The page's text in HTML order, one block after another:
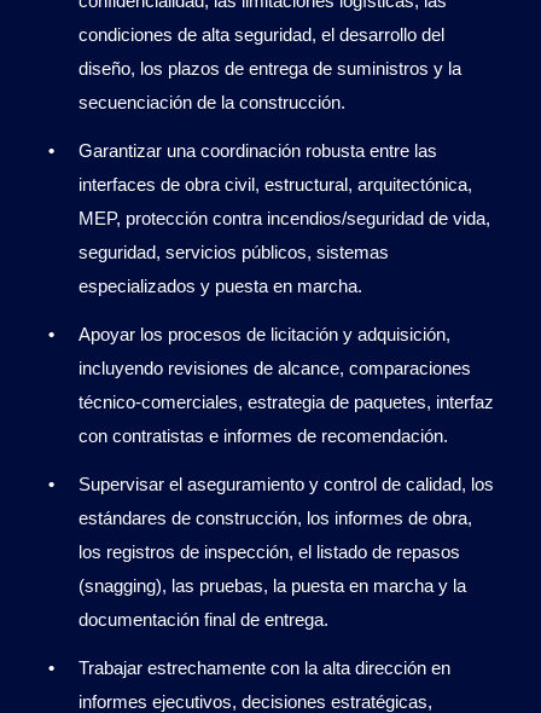
condiciones de alta seguridad, el desarrollo del
diseño, los plazos de entrega de suministros y la
secuenciación de la construcción.
Garantizar una coordinación robusta entre las
interfaces de obra civil, estructural, arquitectónica,
MEP, protección contra incendios/seguridad de vida,
seguridad, servicios públicos, sistemas
especializados y puesta en marcha.
Apoyar los procesos de licitación y adquisición,
incluyendo revisiones de alcance, comparaciones
técnico-comerciales, estrategia de paquetes, interfaz
con contratistas e informes de recomendación.
Supervisar el aseguramiento y control de calidad, los
estándares de construcción, los informes de obra,
los registros de inspección, el listado de repasos
(snagging), las pruebas, la puesta en marcha y la
documentación final de entrega.
Trabajar estrechamente con la alta dirección en
informes ejecutivos, decisiones estratégicas,